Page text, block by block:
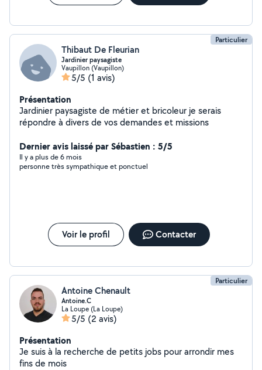
Particulier
Thibaut De Fleurian
Jardinier paysagiste
Vaupillon (Vaupillon)
5/5 (1 avis)
Présentation
Jardinier paysagiste de métier et bricoleur je serais
répondre à divers de vos demandes et missions
Dernier avis laissé par Sébastien : 5/5
Il y a plus de 6 mois
personne très sympathique et ponctuel
Voir le profil Contacter
Particulier
Antoine Chenault
Antoine.C
La Loupe (La Loupe)
5/5 (2 avis)
Présentation
Je suis à la recherche de petits jobs pour arrondir mes
fins de mois